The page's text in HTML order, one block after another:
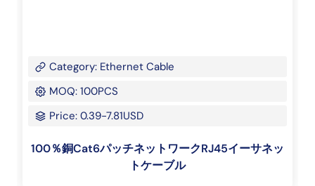
Category: Ethernet Cable
MOQ: 100PCS
Price: 0.39-7.81USD
100％銅Cat6パッチネットワークRJ45イーサネッ
トケーブル